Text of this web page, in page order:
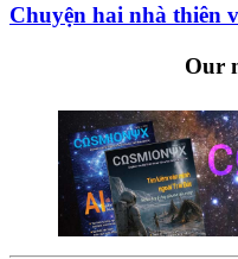
Chuyện hai nhà thiên
Our